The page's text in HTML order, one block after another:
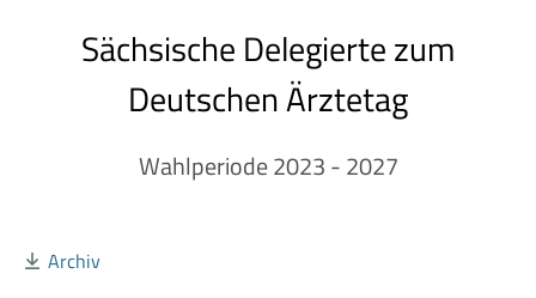
Sächsische Delegierte zum
Deutschen Ärztetag
Wahlperiode 2023 - 2027
Archiv